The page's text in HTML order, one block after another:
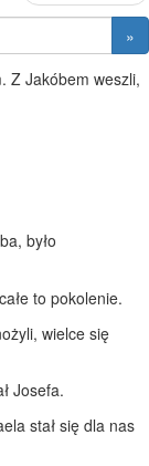
»
Z Jakóbem weszli,
było
to pokolenie.
wielce się
Josefa.
stał się dla nas